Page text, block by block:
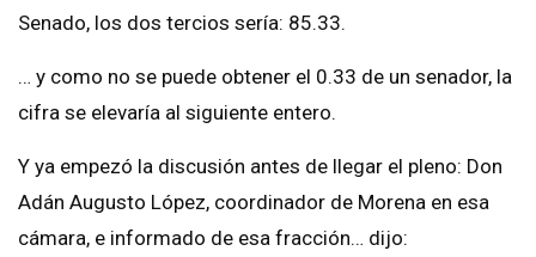
Senado, los dos tercios sería: 85.33.
… y como no se puede obtener el 0.33 de un senador, la
cifra se elevaría al siguiente entero.
Y ya empezó la discusión antes de llegar el pleno: Don
Adán Augusto López, coordinador de Morena en esa
cámara, e informado de esa fracción… dijo: